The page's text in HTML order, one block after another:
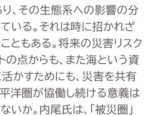
、その生態系への影響の分
いる。それは時に招かれざ
ともある。将来の災害リスク
の点からも、また海という資
かすためにも、災害を共有
洋圏が協働し続ける意義は
いか。内尾氏は、「被災圏」